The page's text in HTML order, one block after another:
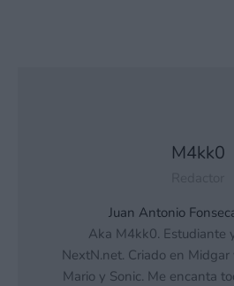
M4kk0
Juan Antonio
Aka M4kk0. Estudiante
NextN.net. Criado en
Mario y Sonic. Me encanta